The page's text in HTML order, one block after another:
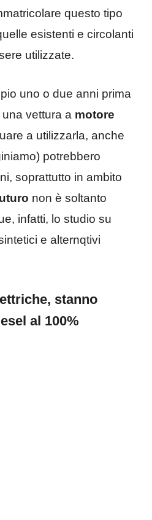
questo tipo
esistenti e circolanti
utilizzate.
uno o due anni prima
vettura a motore
a utilizzarla, anche
potrebbero
soprattutto in ambito
non è soltanto
infatti, lo studio su
e alternqtivi
stanno
al 100%